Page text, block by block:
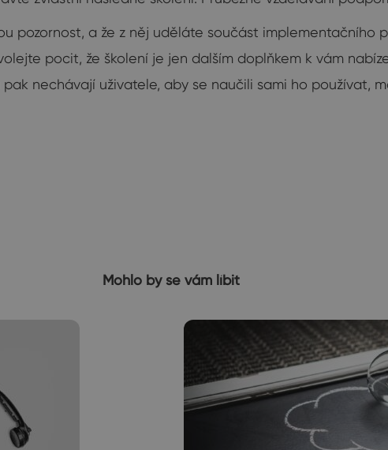
pozornost, a že z něj uděláte součást implementačního
pocit, že školení je jen dalším doplňkem k vám
nechávají uživatele, aby se naučili sami ho používat,
Mohlo by se vám líbit